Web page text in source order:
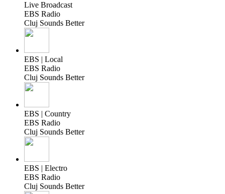
Live Broadcast
EBS Radio
Cluj Sounds Better
EBS | Local
EBS Radio
Cluj Sounds Better
EBS | Country
EBS Radio
Cluj Sounds Better
EBS | Electro
EBS Radio
Cluj Sounds Better